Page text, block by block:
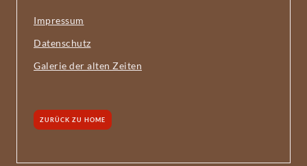
Impressum
Datenschutz
Galerie der alten Zeiten
ZURÜCK ZU HOME